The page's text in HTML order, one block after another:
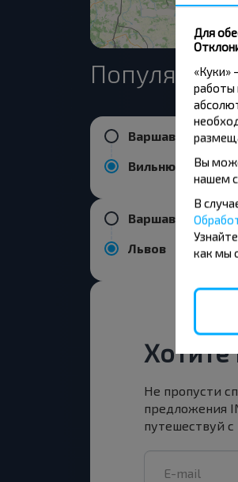
Варшава
Вильнюс
Варшава
Львов
Не пропусти
предложения
путешествуй
Для
«Куки»
работы
Вы
нашем
В
как мы